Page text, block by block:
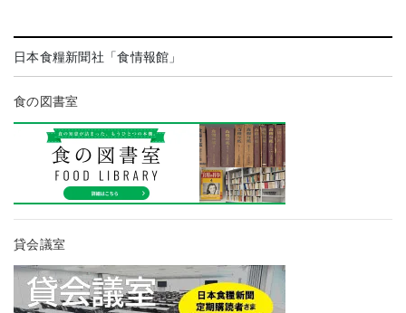
日本食糧新聞社「食情報館」
食の図書室
貸会議室